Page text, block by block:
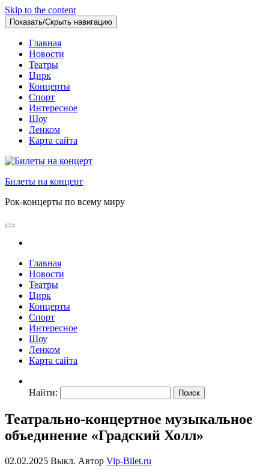
Skip to the content
Показать/Скрыть навигацию
Главная
Новости
Театры
Цирк
Концерты
Спорт
Интересное
Шоу
Ленком
Карта сайта
Билеты на концерт
Рок-концерты по всему миру
Главная
Новости
Театры
Цирк
Концерты
Спорт
Интересное
Шоу
Ленком
Карта сайта
Найти:
Театрально-концертное музыкальное
объединение «Градский Холл»
02.02.2025 Выкл. Автор Vip-Bilet.ru